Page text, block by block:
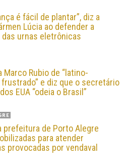
é fácil de plantar”, diz a
Lúcia ao defender a
das urnas eletrônicas
Marco Rubio de “latino-
e diz que o secretário
EUA “odeia o Brasil”
prefeitura de Porto Alegre
para atender
provocadas por vendaval